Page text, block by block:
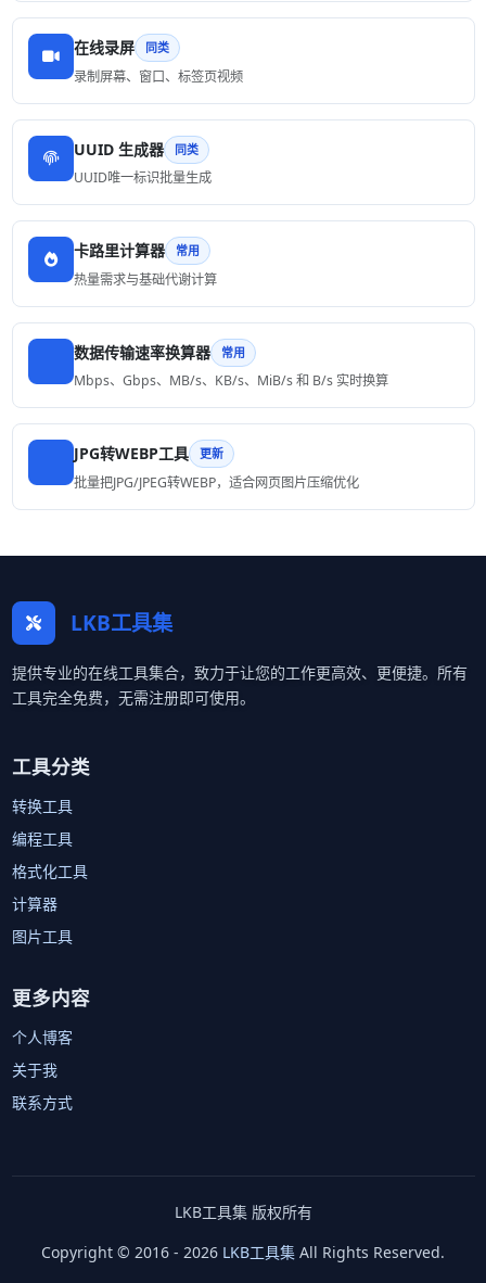
在线录屏 同类
录制屏幕、窗口、标签页视频
UUID 生成器 同类
UUID唯一标识批量生成
卡路里计算器 常用
热量需求与基础代谢计算
数据传输速率换算器 常用
Mbps、Gbps、MB/s、KB/s、MiB/s 和 B/s 实时换算
JPG转WEBP工具 更新
批量把JPG/JPEG转WEBP，适合网页图片压缩优化
LKB工具集
提供专业的在线工具集合，致力于让您的工作更高效、更便捷。所有
工具完全免费，无需注册即可使用。
工具分类
转换工具
编程工具
格式化工具
计算器
图片工具
更多内容
个人博客
关于我
联系方式
LKB工具集 版权所有
Copyright © 2016 - 2026 LKB工具集 All Rights Reserved.